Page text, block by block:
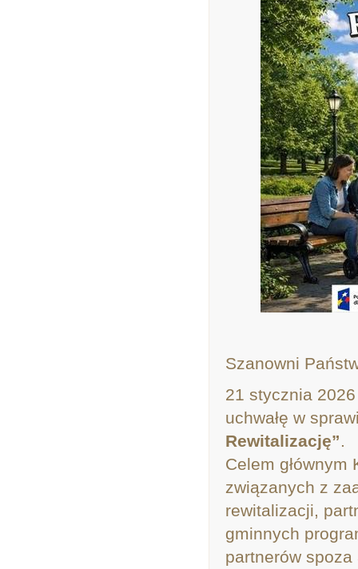
Szanowni
21 stycznia
uchwałę w
Rewitalizację”.
Celem głównym
związanych z
rewitalizacji,
gminnych
partnerów